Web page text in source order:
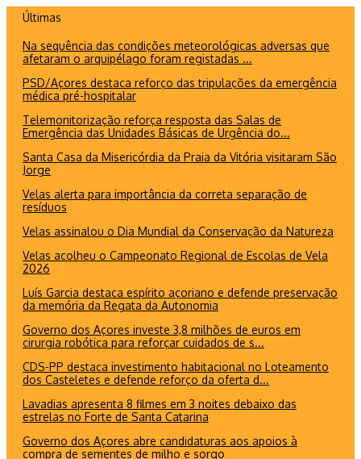
conteúdo
Últimas
Na sequência das condições meteorológicas adversas que
afetaram o arquipélago foram registadas ...
PSD/Açores destaca reforço das tripulações da emergência
médica pré-hospitalar
Telemonitorização reforça resposta das Salas de
Emergência das Unidades Básicas de Urgência do...
Santa Casa da Misericórdia da Praia da Vitória visitaram São
Jorge
Velas alerta para importância da correta separação de
resíduos
Velas assinalou o Dia Mundial da Conservação da Natureza
Velas acolheu o Campeonato Regional de Escolas de Vela
2026
Luís Garcia destaca espírito açoriano e defende preservação
da memória da Regata da Autonomia
Governo dos Açores investe 3,8 milhões de euros em
cirurgia robótica para reforçar cuidados de s...
CDS-PP destaca investimento habitacional no Loteamento
dos Casteletes e defende reforço da oferta d...
Lavadias apresenta 8 filmes em 3 noites debaixo das
estrelas no Forte de Santa Catarina
Governo dos Açores abre candidaturas aos apoios à
compra de sementes de milho e sorgo